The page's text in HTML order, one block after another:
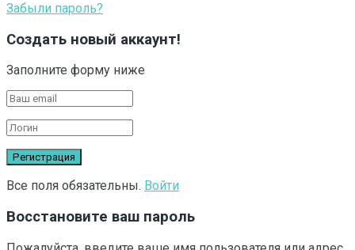
Забыли пароль?
Создать новый аккаунт!
Заполните форму ниже
Все поля обязательны. Войти
Восстановите ваш пароль